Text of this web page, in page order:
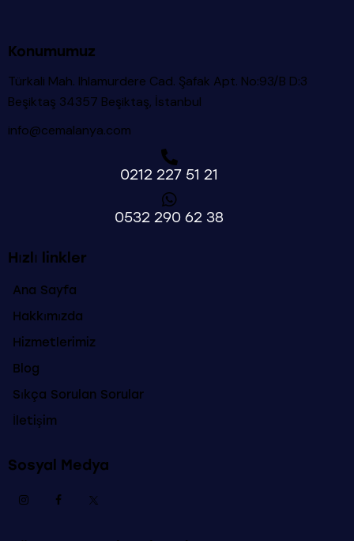
Konumumuz
Türkali Mah. Ihlamurdere Cad. Şafak Apt. No:93/B D:3
Beşiktaş 34357 Beşiktaş, İstanbul
info@cemalanya.com
0212 227 51 21
0532 290 62 38
Hızlı linkler
Ana Sayfa
Hakkımızda
Hizmetlerimiz
Blog
Sıkça Sorulan Sorular
İletişim
Sosyal Medya